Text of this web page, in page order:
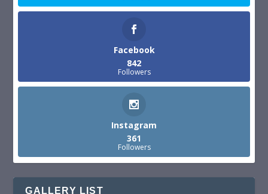
Facebook
842
Followers
Instagram
361
Followers
GALLERY LIST